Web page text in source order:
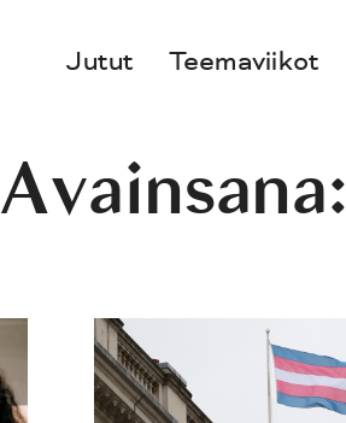
Jutut Teemaviikot
Avainsana: